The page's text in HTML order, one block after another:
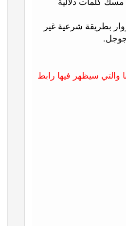
كلمات دلالية
بطريقة شرعية غير
جوجل.
والتي سيظهر فيها رابط